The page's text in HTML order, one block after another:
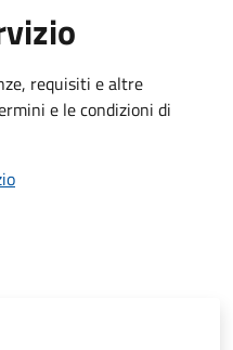
requisiti e altre
e le condizioni di